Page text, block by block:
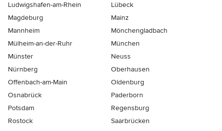
Ludwigshafen-am-Rhein
Lübeck
Magdeburg
Mainz
Mannheim
Mönchen­gladbach
Mülheim-an-der-Ruhr
München
Münster
Neuss
Nürnberg
Oberhausen
Offenbach-am-Main
Oldenburg
Osnabrück
Paderborn
Potsdam
Regensburg
Rostock
Saarbrücken